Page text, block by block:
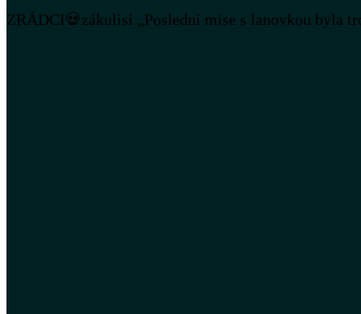
ZRÁDCI💀zákulisí „Poslední mise s lanovkou byla